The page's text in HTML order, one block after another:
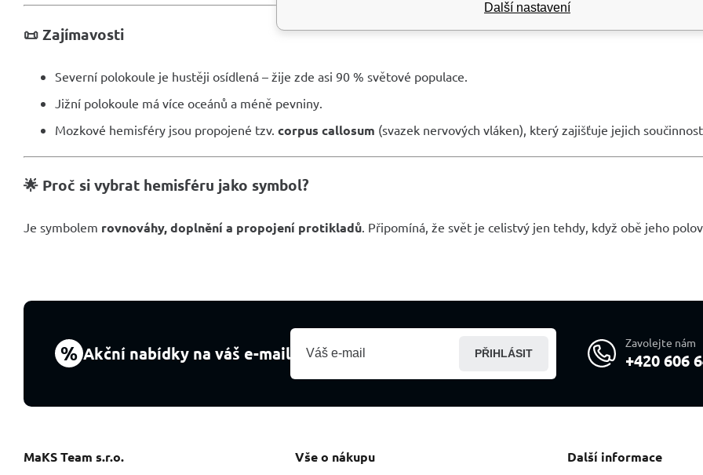
📜 Zajímavosti
Severní polokoule je hustěji osídlená – žije zde asi 90 % světové populace.
Jižní polokoule má více oceánů a méně pevniny.
Mozkové hemisféry jsou propojené tzv. corpus callosum (svazek nervových vláken), který zajišťuje jejich součinnost.
🌟 Proč si vybrat hemisféru jako symbol?
Je symbolem rovnováhy, doplnění a propojení protikladů . Připomíná, že svět je celistvý jen tehdy, když obě jeho
% Akční nabídky na váš e-mail PŘIHLÁSIT
Zavolejte nám
+420 606
MaKS Team s.r.o. Vše o nákupu Další informace
Další nastavení